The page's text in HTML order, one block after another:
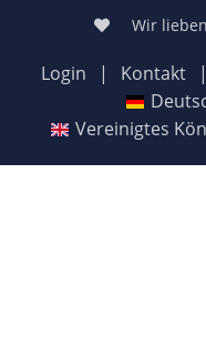
Wir
Login | Kontakt |
Vereinigtes